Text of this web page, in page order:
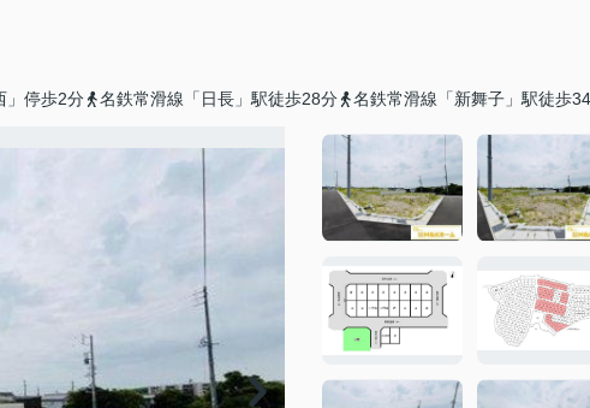
」停歩2分
名鉄常滑線「日長」駅徒歩28分 名鉄常滑線「新舞子」駅徒歩